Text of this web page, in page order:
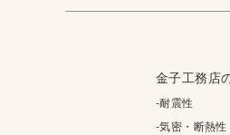
金子工務店
-耐震性
-気密・断熱性